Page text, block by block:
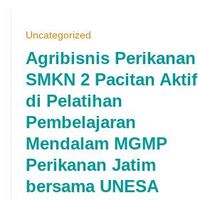
Uncategorized
Agribisnis Perikanan
SMKN 2 Pacitan Aktif
di Pelatihan
Pembelajaran
Mendalam MGMP
Perikanan Jatim
bersama UNESA